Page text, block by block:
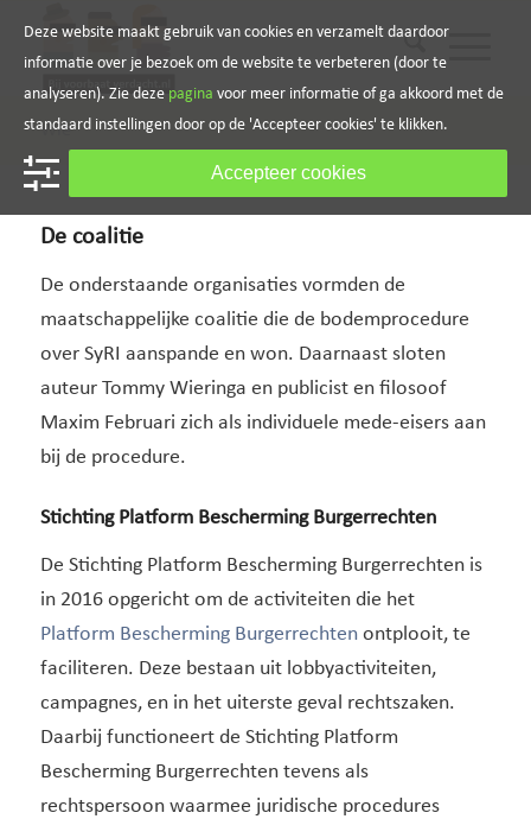
Wie
De coalitie
De onderstaande organisaties vormden de
maatschappelijke coalitie die de bodemprocedure
over SyRI aanspande en won. Daarnaast sloten
auteur Tommy Wieringa en publicist en filosoof
Maxim Februari zich als individuele mede-eisers aan
bij de procedure.
Stichting Platform Bescherming Burgerrechten
De Stichting Platform Bescherming Burgerrechten is
in 2016 opgericht om de activiteiten die het
Platform Bescherming Burgerrechtenontplooit, te
faciliteren. Deze bestaan uit lobbyactiviteiten,
campagnes, en in het uiterste geval rechtszaken.
Daarbij functioneert de Stichting Platform
Bescherming Burgerrechten tevens als
rechtspersoon waarmee juridische procedures
Deze website maakt gebruik van cookies en verzamelt daardoor
informatie over je bezoek om de website te verbeteren (door te
analyseren). Zie deze pagina voor meer informatie of ga akkoord met de
standaard instellingen door op de 'Accepteer cookies' te klikken.
Accepteer cookies